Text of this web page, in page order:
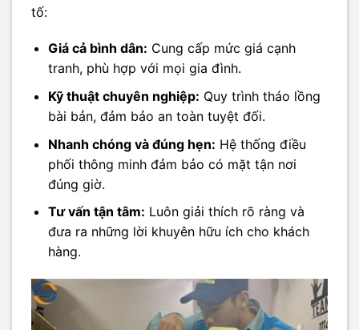
tố:
Giá cả bình dân: Cung cấp mức giá cạnh
tranh, phù hợp với mọi gia đình.
Kỹ thuật chuyên nghiệp: Quy trình tháo lồng
bài bản, đảm bảo an toàn tuyệt đối.
Nhanh chóng và đúng hẹn: Hệ thống điều
phối thông minh đảm bảo có mặt tận nơi
đúng giờ.
Tư vấn tận tâm: Luôn giải thích rõ ràng và
đưa ra những lời khuyên hữu ích cho khách
hàng.